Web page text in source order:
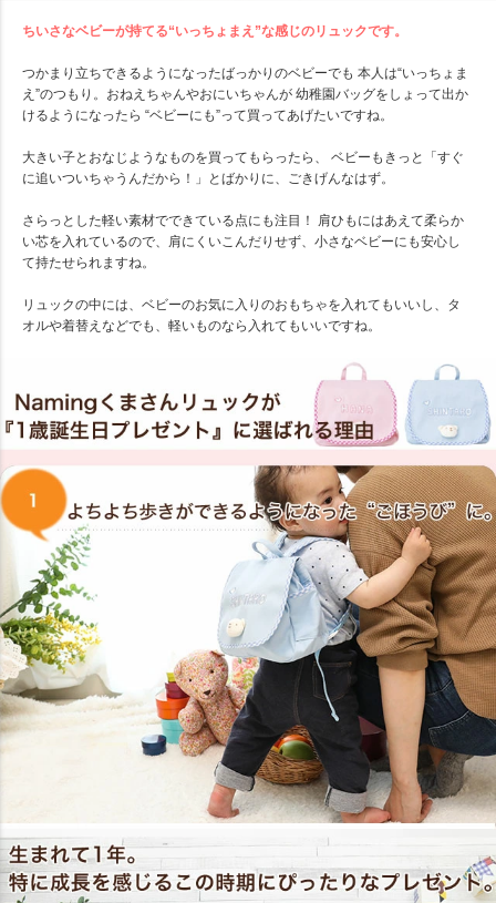
ちいさなベビーが持てる“いっちょまえ”な感じのリュックです。
つかまり立ちできるようになったばっかりのベビーでも 本人は“いっちょま
え”のつもり。おねえちゃんやおにいちゃんが 幼稚園バッグをしょって出か
けるようになったら “ベビーにも”って買ってあげたいですね。
大きい子とおなじようなものを買ってもらったら、 ベビーもきっと「すぐ
に追いついちゃうんだから！」とばかりに、ごきげんなはず。
さらっとした軽い素材でできている点にも注目！ 肩ひもにはあえて柔らか
い芯を入れているので、肩にくいこんだりせず、小さなベビーにも安心し
て持たせられますね。
リュックの中には、ベビーのお気に入りのおもちゃを入れてもいいし、タ
オルや着替えなどでも、軽いものなら入れてもいいですね。